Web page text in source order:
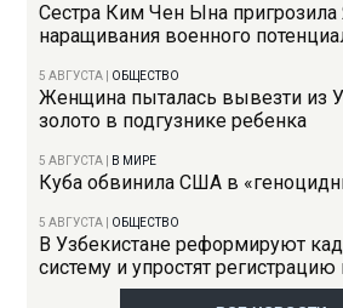
Сестра Ким Чен Ына пригрозила
наращивания военного
5 АВГУСТА ОБЩЕСТВО
Женщина пыталась вывезти из
золото в подгузнике ребенка
5 АВГУСТА В МИРЕ
Куба обвинила США в
5 АВГУСТА ОБЩЕСТВО
В Узбекистане реформируют
систему и упростят